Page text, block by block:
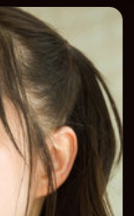
观看。